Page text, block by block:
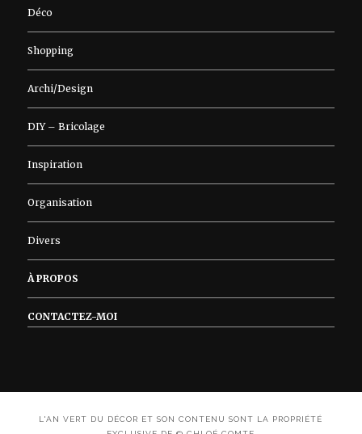
Déco
Shopping
Archi/Design
DIY – Bricolage
Inspiration
Organisation
Divers
À PROPOS
CONTACTEZ-MOI
L'AN VERT DU DÉCOR ET SON CONTENU SONT LA PROPRIÉTÉ